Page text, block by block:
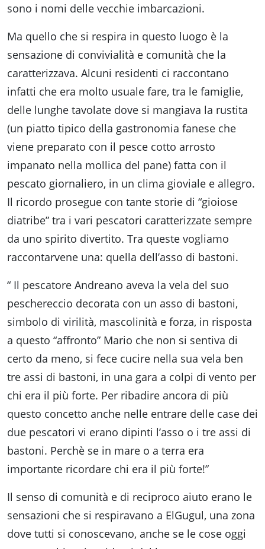
sono i nomi delle vecchie imbarcazioni.
Ma quello che si respira in questo luogo è la
sensazione di convivialità e comunità che la
caratterizzava. Alcuni residenti ci raccontano
infatti che era molto usuale fare, tra le famiglie,
delle lunghe tavolate dove si mangiava la rustita
(un piatto tipico della gastronomia fanese che
viene preparato con il pesce cotto arrosto
impanato nella mollica del pane) fatta con il
pescato giornaliero, in un clima gioviale e allegro.
Il ricordo prosegue con tante storie di “gioiose
diatribe” tra i vari pescatori caratterizzate sempre
da uno spirito divertito. Tra queste vogliamo
raccontarvene una: quella dell’asso di bastoni.
“ Il pescatore Andreano aveva la vela del suo
peschereccio decorata con un asso di bastoni,
simbolo di virilità, mascolinità e forza, in risposta
a questo “affronto” Mario che non si sentiva di
certo da meno, si fece cucire nella sua vela ben
tre assi di bastoni, in una gara a colpi di vento per
chi era il più forte. Per ribadire ancora di più
questo concetto anche nelle entrare delle case dei
due pescatori vi erano dipinti l’asso o i tre assi di
bastoni. Perchè se in mare o a terra era
importante ricordare chi era il più forte!”
Il senso di comunità e di reciproco aiuto erano le
sensazioni che si respiravano a ElGugul, una zona
dove tutti si conoscevano, anche se le cose oggi